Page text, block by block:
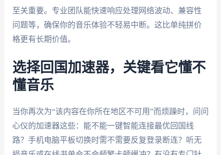
至关重要。专业团队能快速响应处理网络波动、兼容性
问题等，确保你的音乐体验不轻易中断。这比单纯拼价
格更有长期价值。
选择回国加速器，关键看它懂不
懂音乐
当你再次为“该内容在你所在地区不可用”而烦躁时，问问
心仪的加速器这些：能不能一键智能连接最优回国线
路？手机电脑平板切换时需不需要反复登录断连？听无